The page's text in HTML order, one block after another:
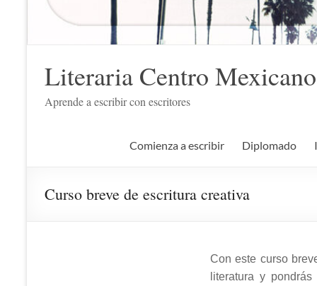
Literaria Centro
Aprende a escribir con escritores
Comienza a escribir Diplomado
Curso breve de escritura creativa
Con este curso
literatura y